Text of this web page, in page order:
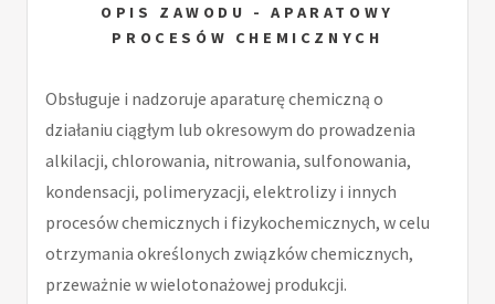
OPIS ZAWODU - APARATOWY
PROCESÓW CHEMICZNYCH
Obsługuje i nadzoruje aparaturę chemiczną o
działaniu ciągłym lub okresowym do prowadzenia
alkilacji, chlorowania, nitrowania, sulfonowania,
kondensacji, polimeryzacji, elektrolizy i innych
procesów chemicznych i fizykochemicznych, w celu
otrzymania określonych związków chemicznych,
przeważnie w wielotonażowej produkcji.